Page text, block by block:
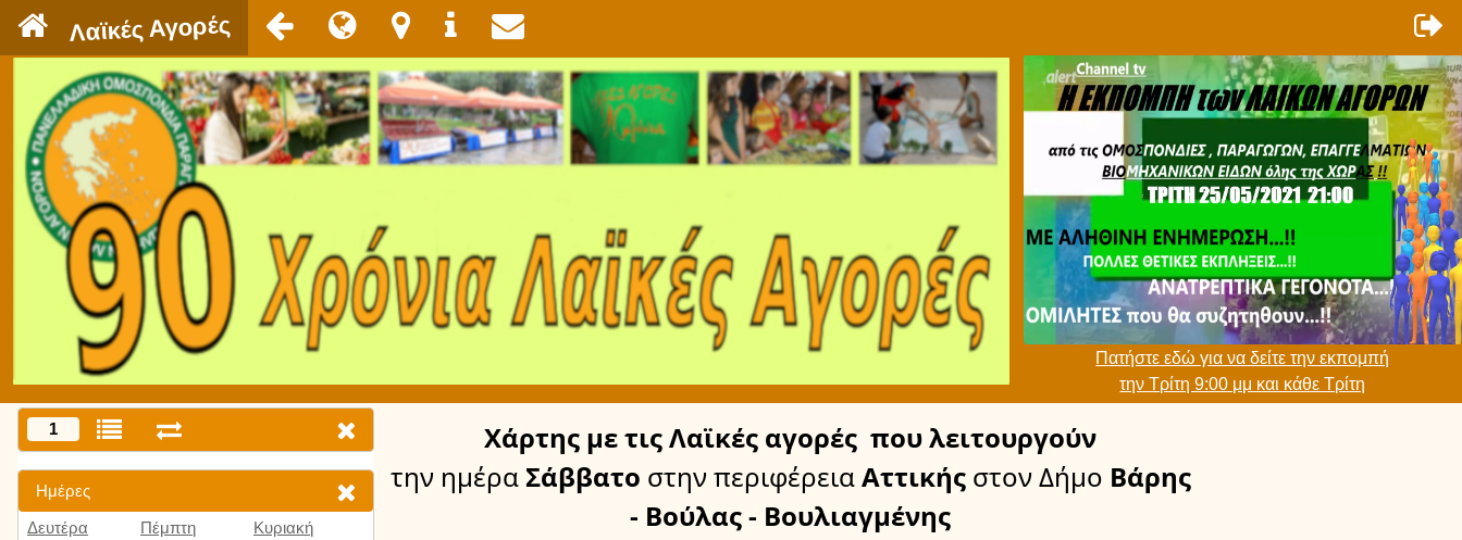
Λαϊκές Αγορές
Πατήστε εδώ για να δείτε την εκπομπή
την Τρίτη 9:00 μμ και κάθε Τρίτη
1
Ημέρες
Δευτέρα
Πέμπτη
Κυριακή
Χάρτης με τις Λαϊκές αγορές που λειτουργούν
την ημέραΣάββατο στην περιφέρειαΑττικής στον Δήμο Βάρης
- Βούλας - Βουλιαγμένης